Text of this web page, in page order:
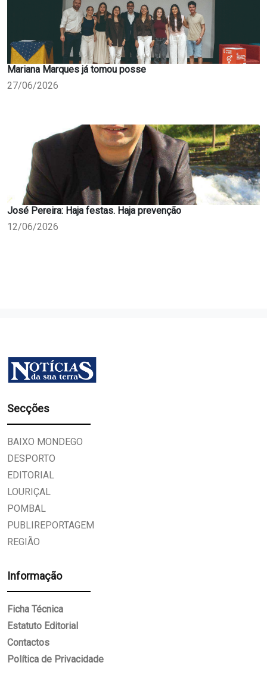
Mariana Marques já tomou posse
27/06/2026
José Pereira: Haja festas. Haja prevenção
12/06/2026
Secções
BAIXO MONDEGO
DESPORTO
EDITORIAL
LOURIÇAL
POMBAL
PUBLIREPORTAGEM
REGIÃO
Informação
Ficha Técnica
Estatuto Editorial
Contactos
Política de Privacidade